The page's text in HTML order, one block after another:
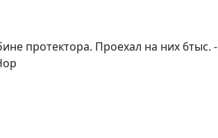
протектора. Проехал на них 6тыс. -